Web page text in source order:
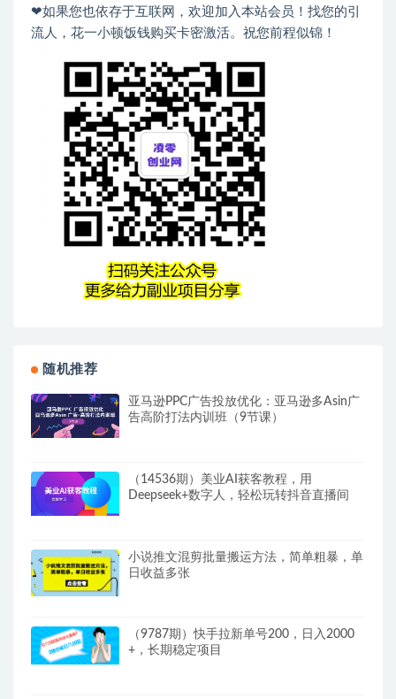
❤如果您也依存于互联网，欢迎加入本站会员！找您的引
流人，花一小顿饭钱购买卡密激活。祝您前程似锦！
随机推荐
亚马逊PPC广告投放优化：亚马逊多Asin广
告高阶打法内训班（9节课）
（14536期）美业AI获客教程，用
Deepseek+数字人，轻松玩转抖音直播间
小说推文混剪批量搬运方法，简单粗暴，单
日收益多张
（9787期）快手拉新单号200，日入2000
+，长期稳定项目